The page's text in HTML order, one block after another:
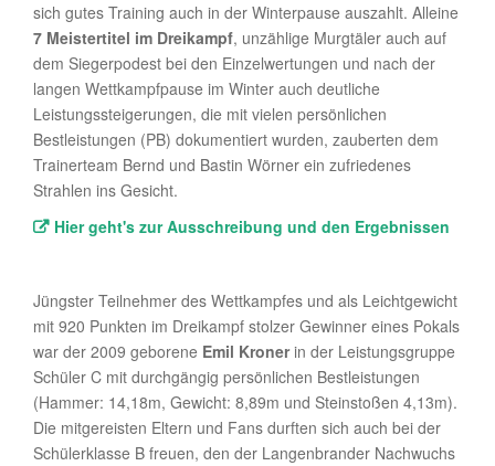
sich gutes Training auch in der Winterpause auszahlt. Alleine
7 Meistertitel im Dreikampf, unzählige Murgtäler auch auf
dem Siegerpodest bei den Einzelwertungen und nach der
langen Wettkampfpause im Winter auch deutliche
Leistungssteigerungen, die mit vielen persönlichen
Bestleistungen (PB) dokumentiert wurden, zauberten dem
Trainerteam Bernd und Bastin Wörner ein zufriedenes
Strahlen ins Gesicht.
Hier geht's zur Ausschreibung und den Ergebnissen
Jüngster Teilnehmer des Wettkampfes und als Leichtgewicht
mit 920 Punkten im Dreikampf stolzer Gewinner eines Pokals
war der 2009 geborene Emil Kronerin der Leistungsgruppe
Schüler C mit durchgängig persönlichen Bestleistungen
(Hammer: 14,18m, Gewicht: 8,89m und Steinstoßen 4,13m).
Die mitgereisten Eltern und Fans durften sich auch bei der
Schülerklasse B freuen, den der Langenbrander Nachwuchs